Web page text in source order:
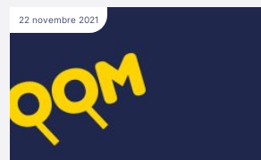
22 novembre 2021